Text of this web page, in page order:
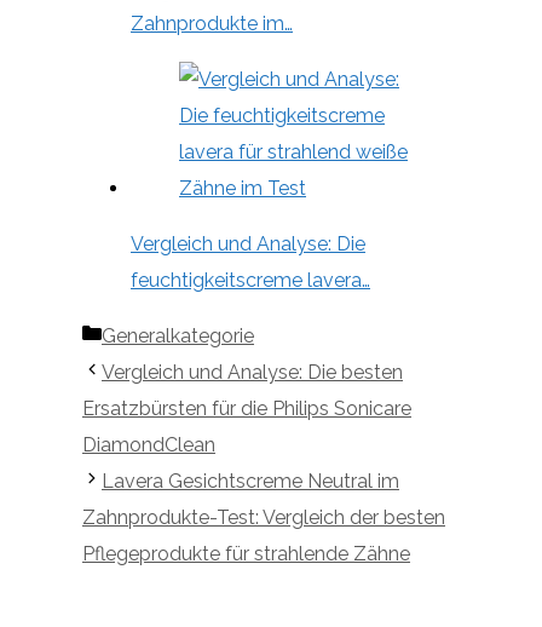
Zahnprodukte im…
Vergleich und Analyse: Die
feuchtigkeitscreme lavera…
Kategorien
Generalkategorie
Vergleich und Analyse: Die besten
Ersatzbürsten für die Philips Sonicare
DiamondClean
Lavera Gesichtscreme Neutral im
Zahnprodukte-Test: Vergleich der besten
Pflegeprodukte für strahlende Zähne